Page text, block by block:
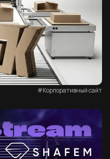
#Корпоративный сайт